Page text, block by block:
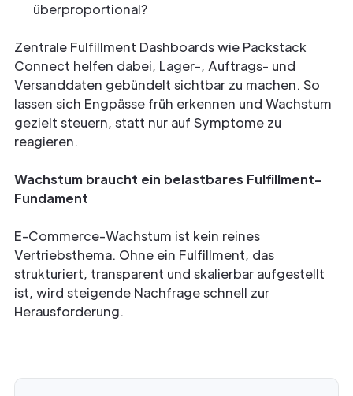
überproportional?
Zentrale Fulfillment Dashboards wie Packstack
Connect helfen dabei, Lager-, Auftrags- und
Versanddaten gebündelt sichtbar zu machen. So
lassen sich Engpässe früh erkennen und Wachstum
gezielt steuern, statt nur auf Symptome zu
reagieren.
Wachstum braucht ein belastbares Fulfillment-
Fundament
E-Commerce-Wachstum ist kein reines
Vertriebsthema. Ohne ein Fulfillment, das
strukturiert, transparent und skalierbar aufgestellt
ist, wird steigende Nachfrage schnell zur
Herausforderung.